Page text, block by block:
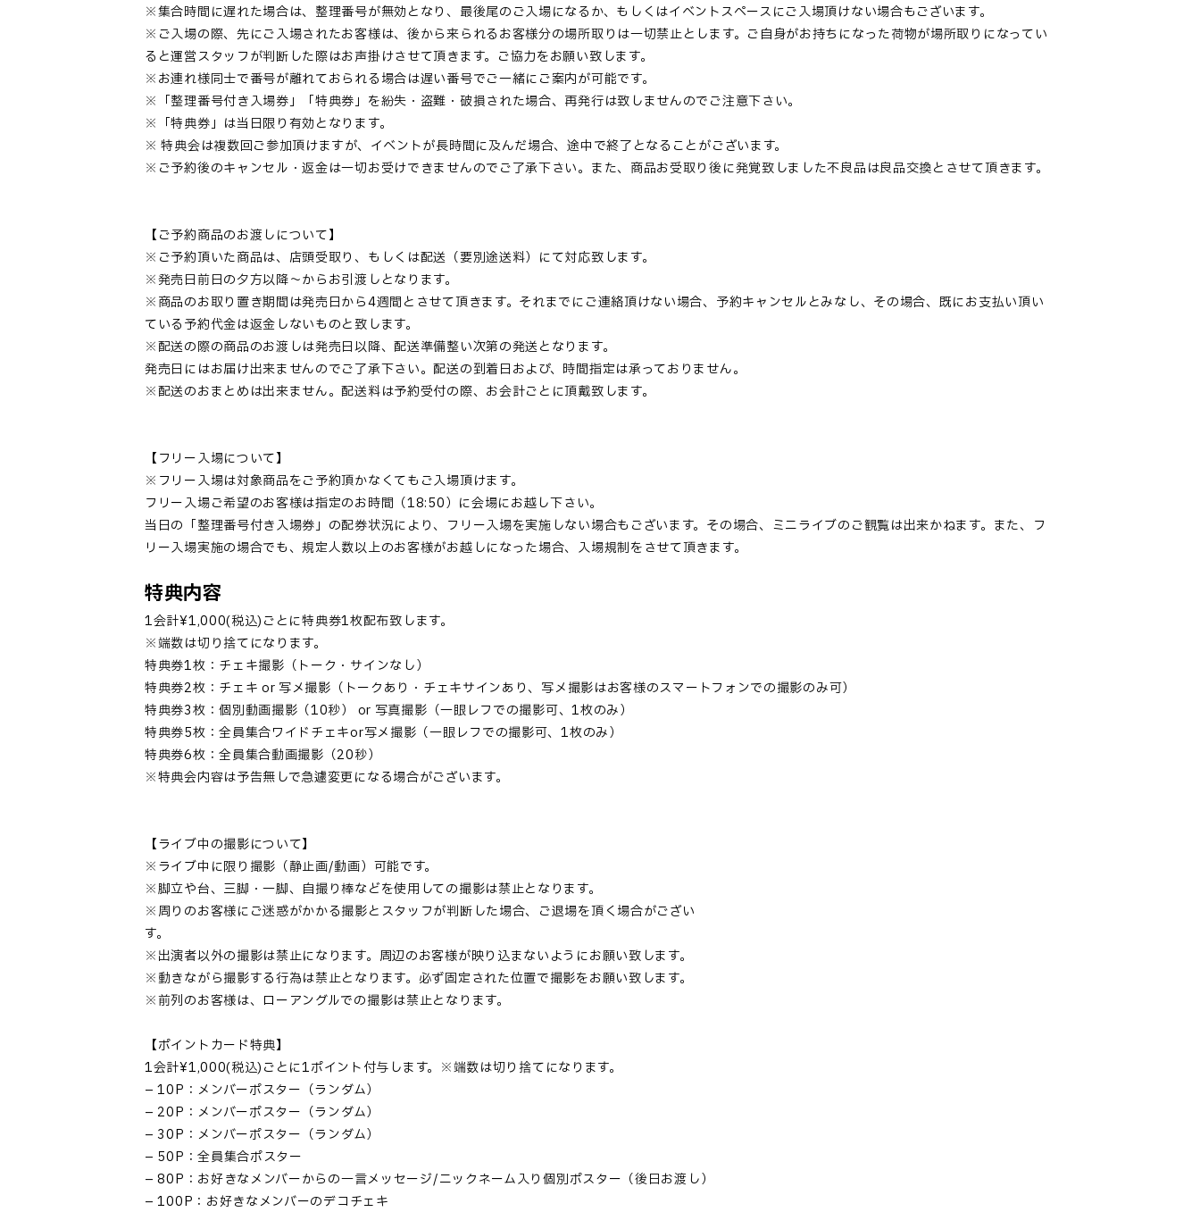
※集合時間に遅れた場合は、整理番号が無効となり、最後尾のご入場になるか、もしくはイベントスペースにご入場頂けない場合もございます。
※ご入場の際、先にご入場されたお客様は、後から来られるお客様分の場所取りは一切禁止とします。ご自身がお持ちになった荷物が場所取りになってい
ると運営スタッフが判断した際はお声掛けさせて頂きます。ご協力をお願い致します。
※お連れ様同士で番号が離れておられる場合は遅い番号でご一緒にご案内が可能です。
※「整理番号付き入場券」「特典券」を紛失・盗難・破損された場合、再発行は致しませんのでご注意下さい。
※「特典券」は当日限り有効となります。
※ 特典会は複数回ご参加頂けますが、イベントが長時間に及んだ場合、途中で終了となることがございます。
※ご予約後のキャンセル・返金は一切お受けできませんのでご了承下さい。また、商品お受取り後に発覚致しました不良品は良品交換とさせて頂きます。
【ご予約商品のお渡しについて】
※ご予約頂いた商品は、店頭受取り、もしくは配送（要別途送料）にて対応致します。
※発売日前日の夕方以降～からお引渡しとなります。
※商品のお取り置き期間は発売日から4週間とさせて頂きます。それまでにご連絡頂けない場合、予約キャンセルとみなし、その場合、既にお支払い頂い
ている予約代金は返金しないものと致します。
※配送の際の商品のお渡しは発売日以降、配送準備整い次第の発送となります。
発売日にはお届け出来ませんのでご了承下さい。配送の到着日および、時間指定は承っておりません。
※配送のおまとめは出来ません。配送料は予約受付の際、お会計ごとに頂戴致します。
【フリー入場について】
※フリー入場は対象商品をご予約頂かなくてもご入場頂けます。
フリー入場ご希望のお客様は指定のお時間（18:50）に会場にお越し下さい。
当日の「整理番号付き入場券」の配券状況により、フリー入場を実施しない場合もございます。その場合、ミニライブのご観覧は出来かねます。また、フ
リー入場実施の場合でも、規定人数以上のお客様がお越しになった場合、入場規制をさせて頂きます。
特典内容
1会計¥1,000(税込)ごとに特典券1枚配布致します。
※端数は切り捨てになります。
特典券1枚：チェキ撮影（トーク・サインなし）
特典券2枚：チェキ or 写メ撮影（トークあり・チェキサインあり、写メ撮影はお客様のスマートフォンでの撮影のみ可）
特典券3枚：個別動画撮影（10秒） or 写真撮影（一眼レフでの撮影可、1枚のみ）
特典券5枚：全員集合ワイドチェキor写メ撮影（一眼レフでの撮影可、1枚のみ）
特典券6枚：全員集合動画撮影（20秒）
※特典会内容は予告無しで急遽変更になる場合がございます。
【ライブ中の撮影について】
※ライブ中に限り撮影（静止画/動画）可能です。
※脚立や台、三脚・一脚、自撮り棒などを使用しての撮影は禁止となります。
※周りのお客様にご迷惑がかかる撮影とスタッフが判断した場合、ご退場を頂く場合がござい
す。
※出演者以外の撮影は禁止になります。周辺のお客様が映り込まないようにお願い致します。
※動きながら撮影する行為は禁止となります。必ず固定された位置で撮影をお願い致します。
※前列のお客様は、ローアングルでの撮影は禁止となります。
【ポイントカード特典】
1会計¥1,000(税込)ごとに1ポイント付与します。※端数は切り捨てになります。
– 10P：メンバーポスター（ランダム）
– 20P：メンバーポスター（ランダム）
– 30P：メンバーポスター（ランダム）
– 50P：全員集合ポスター
– 80P：お好きなメンバーからの一言メッセージ/ニックネーム入り個別ポスター（後日お渡し）
– 100P：お好きなメンバーのデコチェキ